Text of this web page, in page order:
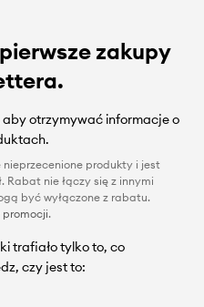
zakupy
aby otrzymywać informacje o
produkty i jest
Rabat nie łączy się z innymi
być wyłączone z rabatu.
promocji.
trafiało tylko to, co
czy jest to: